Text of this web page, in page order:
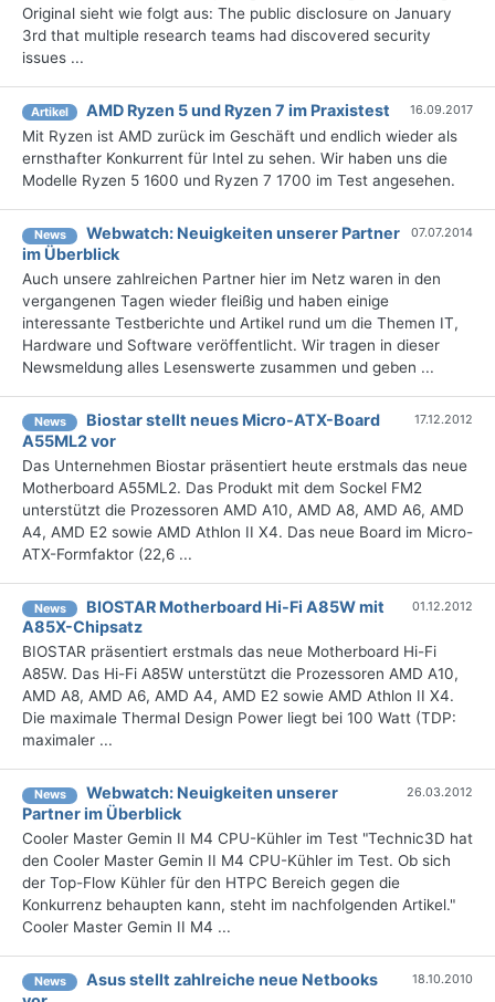
Original sieht wie folgt aus: The public disclosure on January
3rd that multiple research teams had discovered security
issues ...
Artikel AMD Ryzen 5 und Ryzen 7 im Praxistest 16.09.2017
Mit Ryzen ist AMD zurück im Geschäft und endlich wieder als
ernsthafter Konkurrent für Intel zu sehen. Wir haben uns die
Modelle Ryzen 5 1600 und Ryzen 7 1700 im Test angesehen.
News
Webwatch: Neuigkeiten unserer Partner
im Überblick
07.07.2014
Auch unsere zahlreichen Partner hier im Netz waren in den
vergangenen Tagen wieder fleißig und haben einige
interessante Testberichte und Artikel rund um die Themen IT,
Hardware und Software veröffentlicht. Wir tragen in dieser
Newsmeldung alles Lesenswerte zusammen und geben ...
News
Biostar stellt neues Micro-ATX-Board
A55ML2 vor
17.12.2012
Das Unternehmen Biostar präsentiert heute erstmals das neue
Motherboard A55ML2. Das Produkt mit dem Sockel FM2
unterstützt die Prozessoren AMD A10, AMD A8, AMD A6, AMD
A4, AMD E2 sowie AMD Athlon II X4. Das neue Board im Micro-
ATX-Formfaktor (22,6 ...
News
BIOSTAR Motherboard Hi-Fi A85W mit
A85X-Chipsatz
01.12.2012
BIOSTAR präsentiert erstmals das neue Motherboard Hi-Fi
A85W. Das Hi-Fi A85W unterstützt die Prozessoren AMD A10,
AMD A8, AMD A6, AMD A4, AMD E2 sowie AMD Athlon II X4.
Die maximale Thermal Design Power liegt bei 100 Watt (TDP:
maximaler ...
News
Webwatch: Neuigkeiten unserer
Partner im Überblick
26.03.2012
Cooler Master Gemin II M4 CPU-Kühler im Test "Technic3D hat
den Cooler Master Gemin II M4 CPU-Kühler im Test. Ob sich
der Top-Flow Kühler für den HTPC Bereich gegen die
Konkurrenz behaupten kann, steht im nachfolgenden Artikel."
Cooler Master Gemin II M4 ...
News
Asus stellt zahlreiche neue Netbooks
18.10.2010